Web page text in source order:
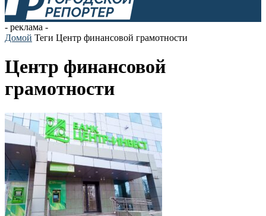
- реклама -
Домой Теги Центр финансовой грамотности
Центр финансовой
грамотности